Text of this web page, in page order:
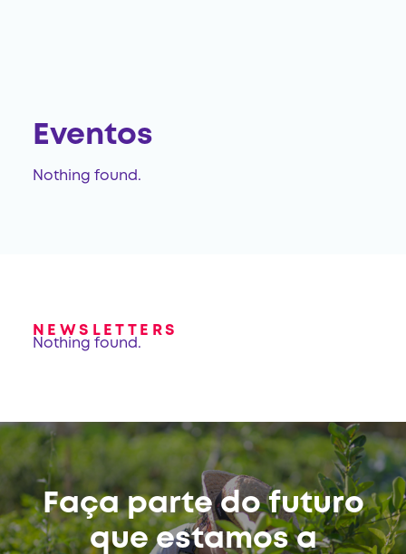
Eventos
Nothing found.
NEWSLETTERS
Nothing found.
Faça parte do futuro
que estamos a